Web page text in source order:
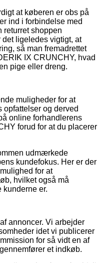
at køberen er obs på
ind i forbindelse med
returret shoppen
ligeledes vigtigt, at
så man fremadrettet
IX CRUNCHY, hvad
pige eller dreng.
muligheder for at
opfattelser og derved
online forhandlerens
forud for at du placerer
udmærkede
kundefokus. Her er der
for at
hvilket også må
kunderne er.
annoncer. Vi arbejder
idet vi publicerer
for så vidt en af
et indkøb.